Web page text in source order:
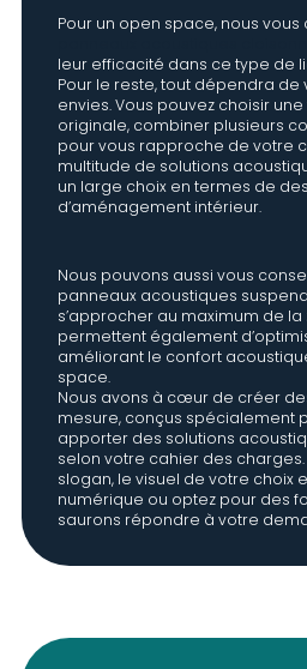
Pour un open space, nous vous
leur efficacité dans ce type de
Pour le reste, tout dépendra de
envies. Vous pouvez choisir
originale, combiner plusieurs
pour vous rapproche de votre
multitude de solutions
un large choix en termes de
d’aménagement intérieur.
Nous pouvons aussi vous
panneaux acoustiques
s’approcher au maximum de la
permettent également
améliorant le confort
space.
Nous avons à cœur de créer
mesure, conçus spécialement
apporter des solutions
selon votre cahier des
slogan, le visuel de votre choix
numérique ou optez pour des
saurons répondre à votre